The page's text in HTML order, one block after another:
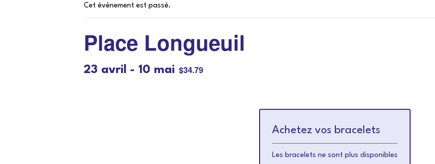
Cet évènement est passé.
Place Longueuil
23 avril - 10 mai $34.79
Achetez vos bracelets
Les bracelets ne sont plus disponibles